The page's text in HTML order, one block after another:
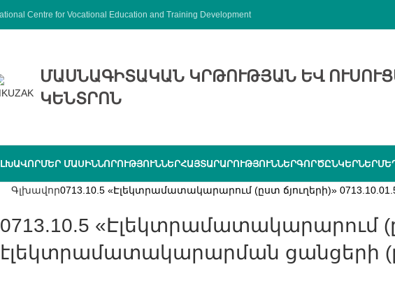
Centre for Vocational Education and Training Development
ՄԱՍՆԱԳԻՏԱԿԱՆ ԿՐԹՈՒԹՅԱՆ ԵՎ
ԿԵՆՏՐՈՆ
ՄԵՐ ՄԱՍԻՆՆՈՐՈՒԹՅՈՒՆՆԵՐՀԱՅՏԱՐԱՐՈՒԹՅՈՒՆՆԵՐԳՈՐԾԸՆԿԵՐՆԵՐ
Գլխավոր0713.10.5 «Էլեկտրամատակարարում (ըստ ճյուղերի)»
0713.10.5 «Էլեկտրամատակարարում (ըստ ճյուղերի)» 0713.10.01.5 «Տեխնիկ՝
էլեկտրամատակարարման ցանցերի